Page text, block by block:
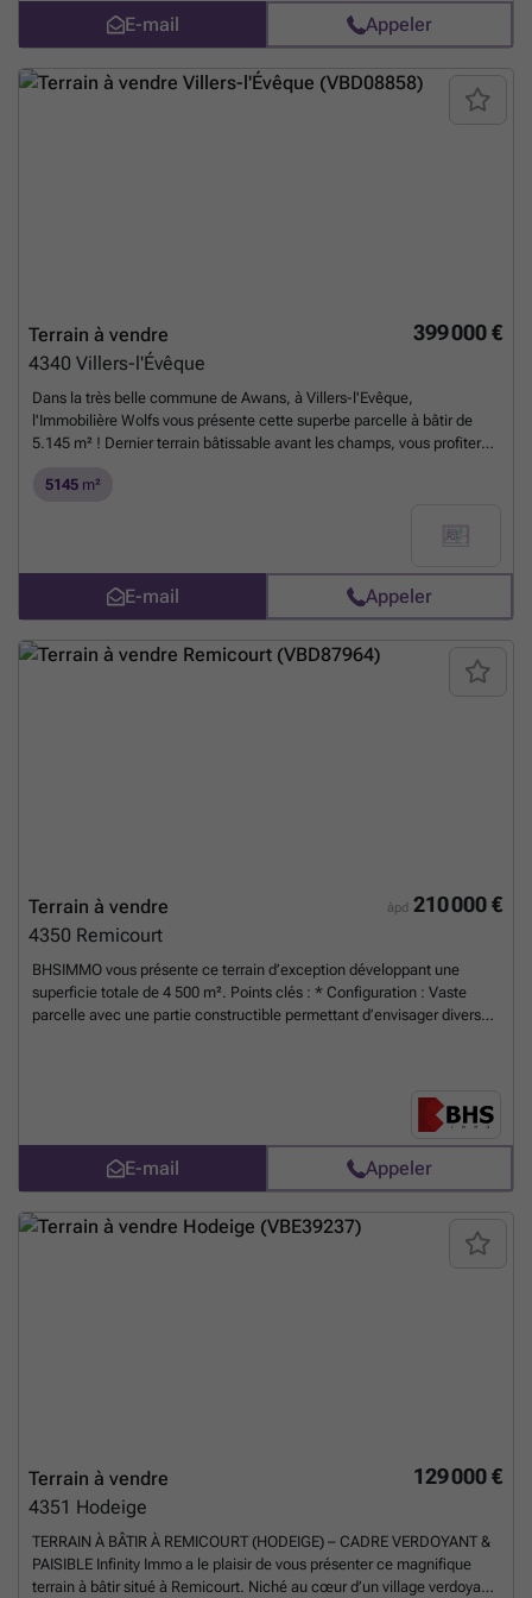
E-mail Appeler
399 000 €
Terrain à vendre
4340 Villers-l'Évêque
Dans la très belle commune de Awans, à Villers-l'Evêque,
l'Immobilière Wolfs vous présente cette superbe parcelle à bâtir de
5.145 m² ! Dernier terrain bâtissable avant les champs, vous profiterez
commodités. Avec plus de 100 mètres de façade, bénéficiez d'une
m². Largeur de façade : +/- 100 mètres. Profondeur : +/- 50 mètres.
SITUATION UNIQUE ! Plus d'infos et plan téléchargeable sur ### !En
savoir plus ?
5145 m²
E-mail Appeler
àpd 210 000 €
Terrain à vendre
4350 Remicourt
BHSIMMO vous présente ce terrain d’exception développant une
superficie totale de 4 500 m². Points clés : * Configuration : Vaste
parcelle avec une partie constructible permettant d’envisager divers
pour un projet d'envergure ou une promotion immobilière. Dossier
technique et prescriptions urbanistiques disponibles sur demande.
Vous souhaitez plus d’informations ou une visite ? N’hésitez pas à
nous contacter au ### ou par email à ### Les informations fournies
sont à titre indicatif et non contractuelles. Cette annonce ne constitue
pas une offre.
En savoir plus ?
E-mail Appeler
129 000 €
Terrain à vendre
4351 Hodeige
TERRAIN À BÂTIR À REMICOURT (HODEIGE) – CADRE VERDOYANT &
PAISIBLE Infinity Immo a le plaisir de vous présenter ce magnifique
terrain à bâtir situé à Remicourt. Niché au cœur d’un village verdoyant,